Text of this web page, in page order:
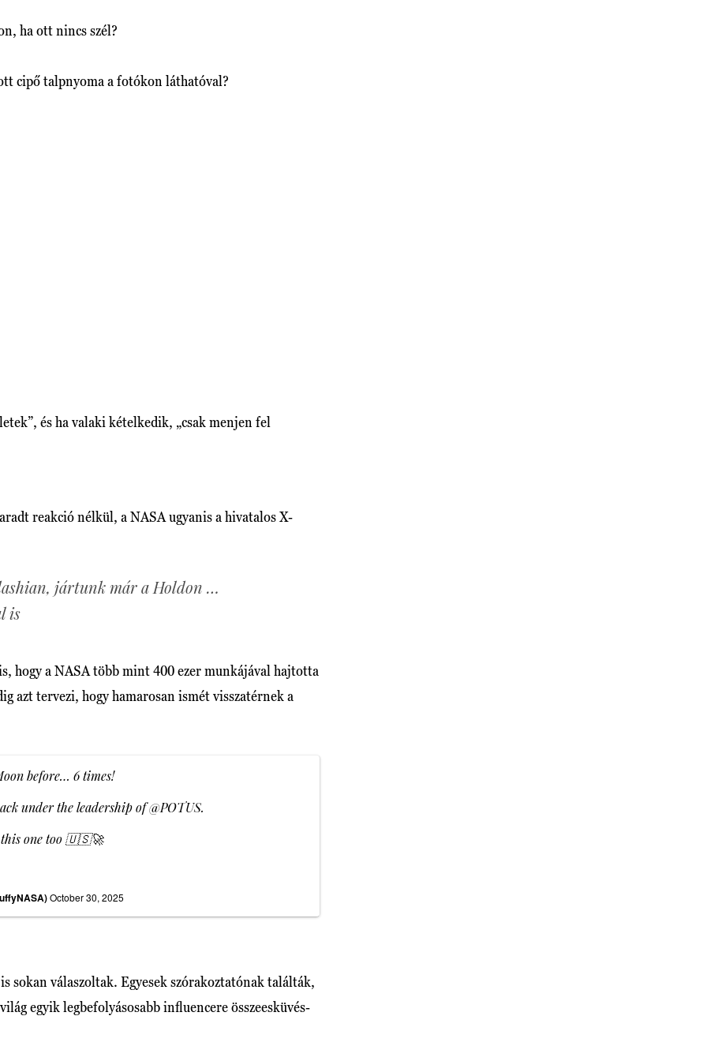
ha ott nincs szél?
cipő talpnyoma a fotókon láthatóval?
és ha valaki kételkedik, „csak menjen fel
reakció nélkül, a NASA ugyanis a hivatalos X-
jártunk már a Holdon …
is
hogy a NASA több mint 400 ezer munkájával hajtotta
azt tervezi, hogy hamarosan ismét visszatérnek a
before… 6 times!
under the leadership of@POTUS.
this one too 🇺🇸🚀
October 30, 2025
sokan válaszoltak. Egyesek szórakoztatónak találták,
egyik legbefolyásosabb influencere összeesküvés-